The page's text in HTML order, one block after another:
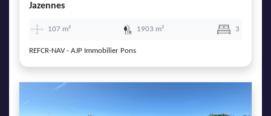
Jazennes
107 m² 1903 m² 3
REFCR-NAV - AJP Immobilier Pons